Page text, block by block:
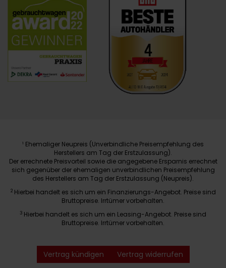
1 Ehemaliger Neupreis (Unverbindliche Preisempfehlung des
Herstellers am Tag der Erstzulassung).
Der errechnete Preisvorteil sowie die angegebene Ersparnis errechnet
sich gegenüber der ehemaligen unverbindlichen Preisempfehlung
des Herstellers am Tag der Erstzulassung (Neupreis).
2 Hierbei handelt es sich um ein Finanzierungs-Angebot. Preise sind
Bruttopreise. Irrtümer vorbehalten.
3 Hierbei handelt es sich um ein Leasing-Angebot. Preise sind
Bruttopreise. Irrtümer vorbehalten.
Vertrag kündigen Vertrag widerrufen